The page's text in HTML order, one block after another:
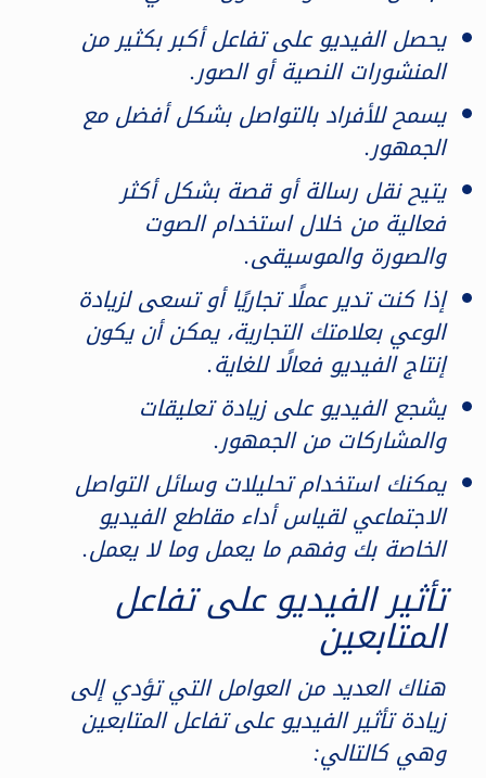
يحصل الفيديو على تفاعل أكبر بكثير من
المنشورات النصية أو الصور.
يسمح للأفراد بالتواصل بشكل أفضل مع
الجمهور.
يتيح نقل رسالة أو قصة بشكل أكثر
فعالية من خلال استخدام الصوت
والصورة والموسيقى.
إذا كنت تدير عملًا تجاريًا أو تسعى لزيادة
الوعي بعلامتك التجارية، يمكن أن يكون
إنتاج الفيديو فعالًا للغاية.
يشجع الفيديو على زيادة تعليقات
والمشاركات من الجمهور.
يمكنك استخدام تحليلات وسائل التواصل
الاجتماعي لقياس أداء مقاطع الفيديو
الخاصة بك وفهم ما يعمل وما لا يعمل.
تأثير الفيديو على تفاعل
المتابعين
هناك العديد من العوامل التي تؤدي إلى
زيادة تأثير الفيديو على تفاعل المتابعين
وهي كالتالي: